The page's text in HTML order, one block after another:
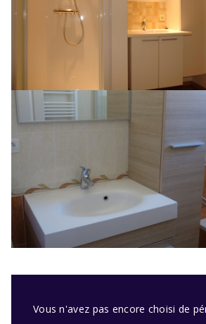
Vous n'avez pas encore choisi de